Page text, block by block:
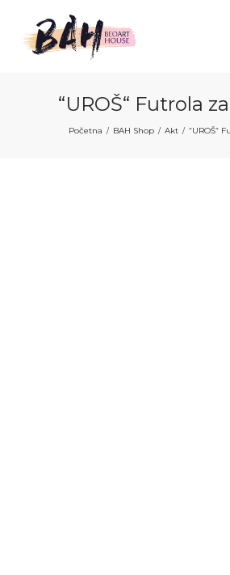
“UROŠ“ Futrola
Početna / BAH Shop / Akt / “UROŠ“